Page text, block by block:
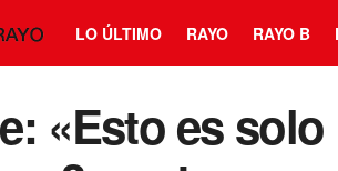
LO ÚLTIMO RAYO RAYO B
«Esto es